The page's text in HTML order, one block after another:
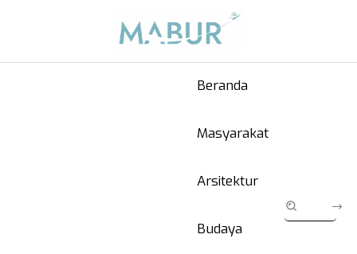
Beranda
Masyarakat
Arsitektur
Budaya